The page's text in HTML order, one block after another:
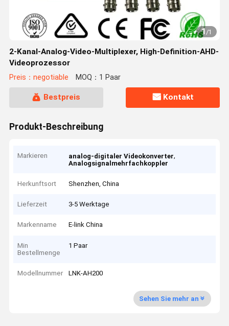
1/1
2-Kanal-Analog-Video-Multiplexer, High-Definition-AHD-
Videoprozessor
Preis：negotiable MOQ：1 Paar
Bestpreis Kontakt
Produkt-Beschreibung
Markieren analog-digitaler Videokonverter,
Analogsignalmehrfachkoppler
Herkunftsort Shenzhen, China
Lieferzeit 3-5 Werktage
Markenname E-link China
Min
Bestellmenge
1 Paar
Modellnummer LNK-AH200
Sehen Sie mehr an